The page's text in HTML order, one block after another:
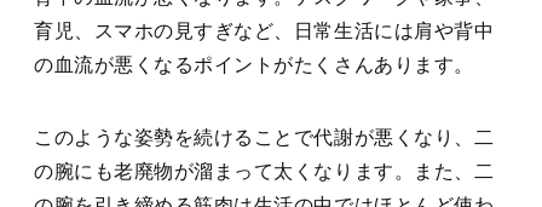
育児、スマホの見すぎなど、日常生活には肩や背中
の血流が悪くなるポイントがたくさんあります。
このような姿勢を続けることで代謝が悪くなり、二
の腕にも老廃物が溜まって太くなります。また、二